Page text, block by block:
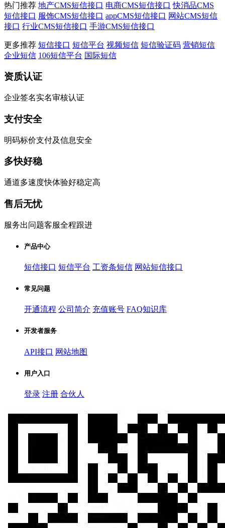
热门推荐 地产CMS短信接口 电商CMS短信接口 快消品CMS
短信接口 服饰CMS短信接口 appCMS短信接口 网站CMS短信
接口 行业CMS短信接口 手游CMS短信接口
更多推荐 短信接口 短信平台 视频短信 短信验证码 营销短信
企业短信 106短信平台 国际短信
资质认证
企业签名实名审核认证
支付安全
明码标价支付及信息安全
多快好稳
通道多速度快体验好稳定高
售后无忧
服务出问题客服全程跟进
产品中心
短信接口 短信平台 工资条短信 网站短信接口
常见问题
开通流程 公司简介 充值账号 FAQ知识库
开发者服务
API接口 网站地图
用户入口
登录 注册 合伙人